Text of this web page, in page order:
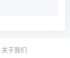
关于我们